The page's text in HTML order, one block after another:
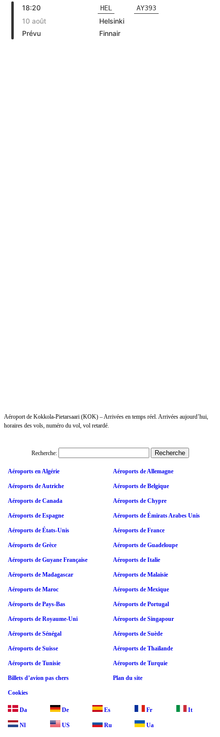
Aéroport de Kokkola-Pietarsaari (KOK) – Arrivées en temps réel. Arrivées aujourd’hui,
horaires des vols, numéro du vol, vol retardé.
Recherche:
Aéroports en Algérie Aéroports de Allemagne
Aéroports de Autriche Aéroports de Belgique
Aéroports de Canada Aéroports de Chypre
Aéroports de Espagne Aéroports de Émirats Arabes Unis
Aéroports de États-Unis Aéroports de France
Aéroports de Grèce Aéroports de Guadeloupe
Aéroports de Guyane Française Aéroports de Italie
Aéroports de Madagascar Aéroports de Malaisie
Aéroports de Maroc Aéroports de Mexique
Aéroports de Pays-Bas Aéroports de Portugal
Aéroports de Royaume-Uni Aéroports de Singapour
Aéroports de Sénégal Aéroports de Suède
Aéroports de Suisse Aéroports de Thaïlande
Aéroports de Tunisie Aéroports de Turquie
Billets d’avion pas chers Plan du site
Cookies
Da De Es Fr It
Nl US Ru Ua